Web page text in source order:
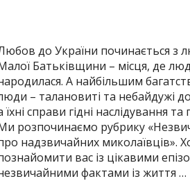
до України починається з
Батьківщини – місця, де
А найбільшим
– талановиті та небайдужі
їхні справи гідні наслідування та
розпочинаємо рубрику
надзвичайних миколаївців».
вас із цікавими
фактами із життя …